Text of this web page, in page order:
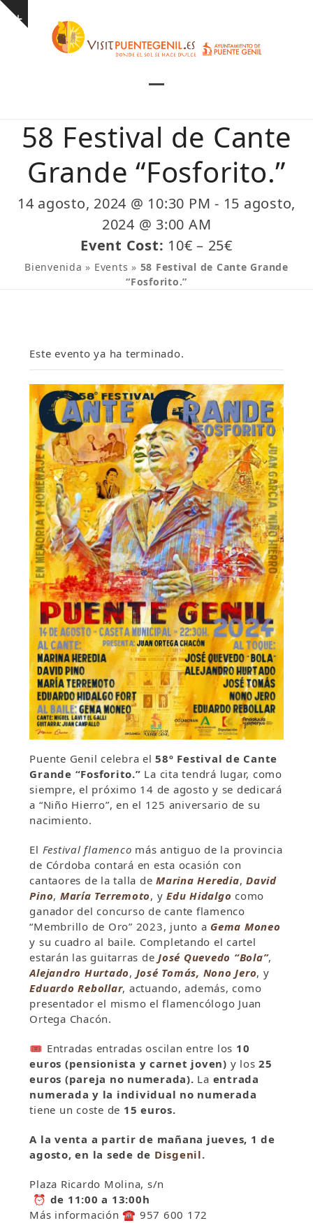
Skip
Show
mobile
menu
mobile
menu
58 Festival de Cante
Grande “Fosforito.”
14 agosto, 2024 @ 10:30 PM - 15 agosto,
2024 @ 3:00 AM
Event Cost: 10€ – 25€
Bienvenida » Events » 58 Festival de Cante Grande
“Fosforito.”
Este evento ya ha terminado.
Puente Genil celebra el58º Festival de Cante
Grande “Fosforito.” La cita tendrá lugar, como
siempre, el próximo 14 de agosto y se dedicará
a “Niño Hierro”, en el 125 aniversario de su
nacimiento.
El Festival flamenco más antiguo de la provincia
de Córdoba contará en esta ocasión con
cantaores de la talla deMarina Heredia,David
Pino, María Terremoto, yEdu Hidalgo como
ganador del concurso de cante flamenco
“Membrillo de Oro” 2023, junto a Gema Moneo
y su cuadro al baile. Completando el cartel
estarán las guitarras deJosé Quevedo “Bola”,
Alejandro Hurtado, José Tomás, Nono Jero, y
Eduardo Rebollar, actuando, además, como
presentador el mismo el flamencólogo Juan
Ortega Chacón.
🎟 Entradas entradas oscilan entre los 10
euros (pensionista y carnet joven) y los 25
euros (pareja no numerada). La entrada
numerada y la individual no numerada
tiene un coste de 15 euros.
A la venta a partir de mañana jueves, 1 de
agosto, en la sede de Disgenil.
Plaza Ricardo Molina, s/n
⏰ de 11:00 a 13:00h
Más información☎️ 957 600 172